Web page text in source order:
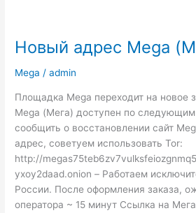
Новый адрес Mega
Mega /admin
Площадка Mega переходит на новое
Mega (Мега) доступен по
сообщить о восстановлении сайт
адрес, советуем использовать Tor:
http://
yxoy2daad.onion – Работаем
России. После оформления заказа,
оператора ~ 15 минут Ссылка на
Новый
Mega